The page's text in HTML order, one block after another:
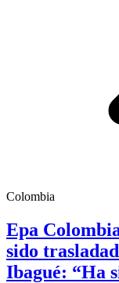
Colombia
Epa
sido
Ibagué: “Ha